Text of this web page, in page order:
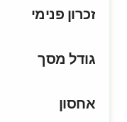
זכרון פנימי
גודל מסך
אחסון